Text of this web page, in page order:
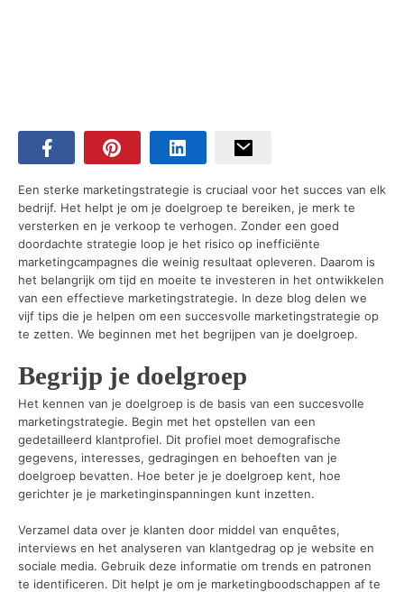
Een sterke marketingstrategie is cruciaal voor het succes van elk
bedrijf. Het helpt je om je doelgroep te bereiken, je merk te
versterken en je verkoop te verhogen. Zonder een goed
doordachte strategie loop je het risico op inefficiënte
marketingcampagnes die weinig resultaat opleveren. Daarom is
het belangrijk om tijd en moeite te investeren in het ontwikkelen
van een effectieve marketingstrategie. In deze blog delen we
vijf tips die je helpen om een succesvolle marketingstrategie op
te zetten. We beginnen met het begrijpen van je doelgroep.
Begrijp je doelgroep
Het kennen van je doelgroep is de basis van een succesvolle
marketingstrategie. Begin met het opstellen van een
gedetailleerd klantprofiel. Dit profiel moet demografische
gegevens, interesses, gedragingen en behoeften van je
doelgroep bevatten. Hoe beter je je doelgroep kent, hoe
gerichter je je marketinginspanningen kunt inzetten.
Verzamel data over je klanten door middel van enquêtes,
interviews en het analyseren van klantgedrag op je website en
sociale media. Gebruik deze informatie om trends en patronen
te identificeren. Dit helpt je om je marketingboodschappen af te